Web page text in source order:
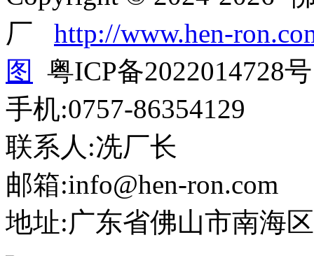
厂 http://www.hen-
图
粤ICP备2022014728号
手机:0757-86354129
联系人:冼厂长
邮箱:info@hen-ron.com
地址:广东省佛山市南海